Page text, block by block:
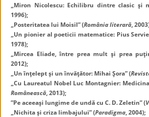
„Miron Nicolescu: Echilibru dintre clasic şi
1996);
„Posteritatea lui Moisil” (România literară,
„Un pionier al poeticii matematice: Pius
1978);
„Mircea Eliade, între prea mult şi prea
2012);
„Un înţelept şi un învăţător: Mihai Şora” (
„Cu Laureatul Nobel Luc Montagnier:
Românească, 2013);
”Pe aceeaşi lungime de undă cu C. D. Zeletin” (
„Nichita şi criza limbajului” (Paradigma, 2004);